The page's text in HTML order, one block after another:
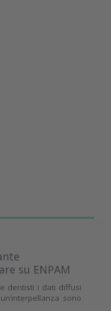
su ENPAM
dentisti i dati diffusi
sono